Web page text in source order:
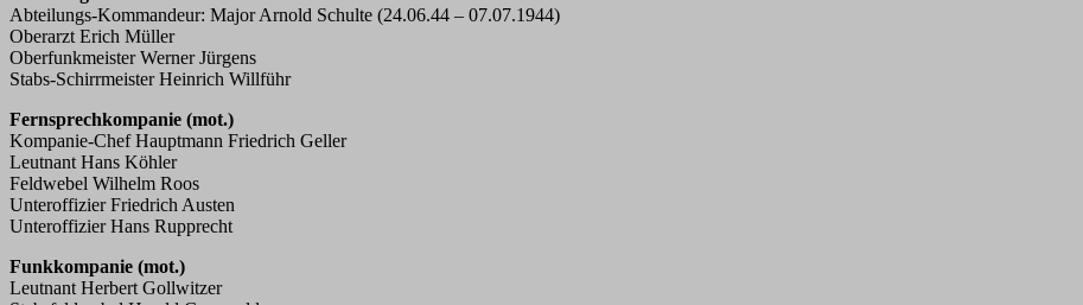
Abteilungs-Kommandeur: Major Arnold Schulte (24.06.44 – 07.07.1944)
Oberarzt Erich Müller
Oberfunkmeister Werner Jürgens
Stabs-Schirrmeister Heinrich Willführ
Fernsprechkompanie (mot.)
Kompanie-Chef Hauptmann Friedrich Geller
Leutnant Hans Köhler
Feldwebel Wilhelm Roos
Unteroffizier Friedrich Austen
Unteroffizier Hans Rupprecht
Funkkompanie (mot.)
Leutnant Herbert Gollwitzer